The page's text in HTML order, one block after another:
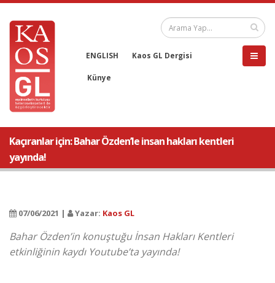
ENGLISH Kaos GL Dergisi
Künye
Kaçıranlar için: Bahar Özden’le insan hakları kentleri
yayında!
07/06/2021 | Yazar: Kaos GL
Bahar Özden’in konuştuğu İnsan Hakları Kentleri
etkinliğinin kaydı Youtube’ta yayında!